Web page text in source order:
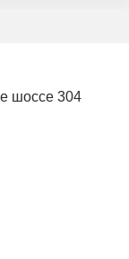
шоссе 304